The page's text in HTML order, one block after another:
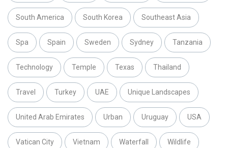
South America South Korea Southeast Asia
Spa Spain Sweden Sydney Tanzania
Technology Temple Texas Thailand
Travel Turkey UAE Unique Landscapes
United Arab Emirates Urban Uruguay USA
Vatican City Vietnam Waterfall Wildlife